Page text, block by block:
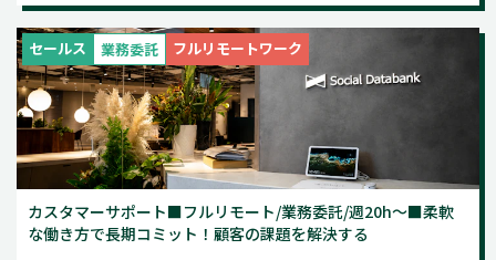
セールス 業務委託 フルリモートワーク
カスタマーサポート■フルリモート/業務委託/週20h～■柔軟
な働き方で長期コミット！顧客の課題を解決する